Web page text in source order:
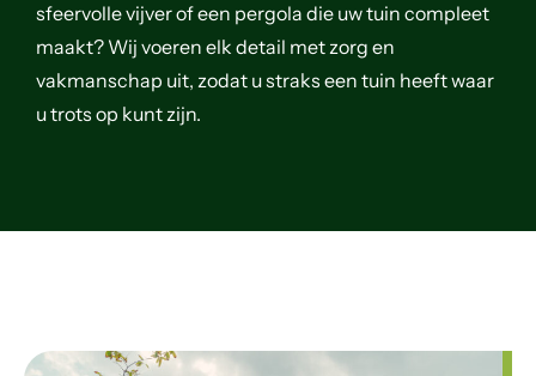
sfeervolle vijver of een pergola die uw tuin compleet
maakt? Wij voeren elk detail met zorg en
vakmanschap uit, zodat u straks een tuin heeft waar
u trots op kunt zijn.